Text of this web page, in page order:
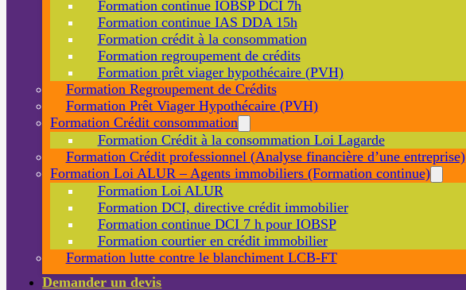
Formation continue IOBSP DCI 7h
Formation continue IAS DDA 15h
Formation crédit à la consommation
Formation regroupement de crédits
Formation prêt viager hypothécaire (PVH)
Formation Regroupement de Crédits
Formation Prêt Viager Hypothécaire (PVH)
Formation Crédit consommation
Formation Crédit à la consommation Loi Lagarde
Formation Crédit professionnel (Analyse financière d’une entreprise)
Formation Loi ALUR – Agents immobiliers (Formation continue)
Formation Loi ALUR
Formation DCI, directive crédit immobilier
Formation continue DCI 7 h pour IOBSP
Formation courtier en crédit immobilier
Formation lutte contre le blanchiment LCB-FT
Demander un devis